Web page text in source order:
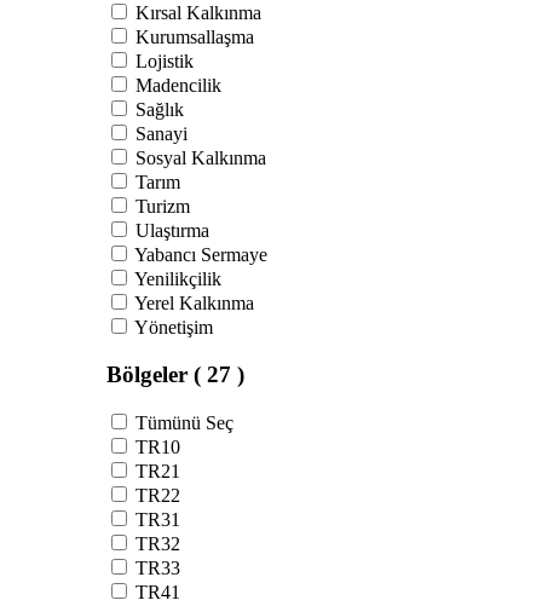
Kırsal Kalkınma
Kurumsallaşma
Lojistik
Madencilik
Sağlık
Sanayi
Sosyal Kalkınma
Tarım
Turizm
Ulaştırma
Yabancı Sermaye
Yenilikçilik
Yerel Kalkınma
Yönetişim
Bölgeler ( 27 )
Tümünü Seç
TR10
TR21
TR22
TR31
TR32
TR33
TR41